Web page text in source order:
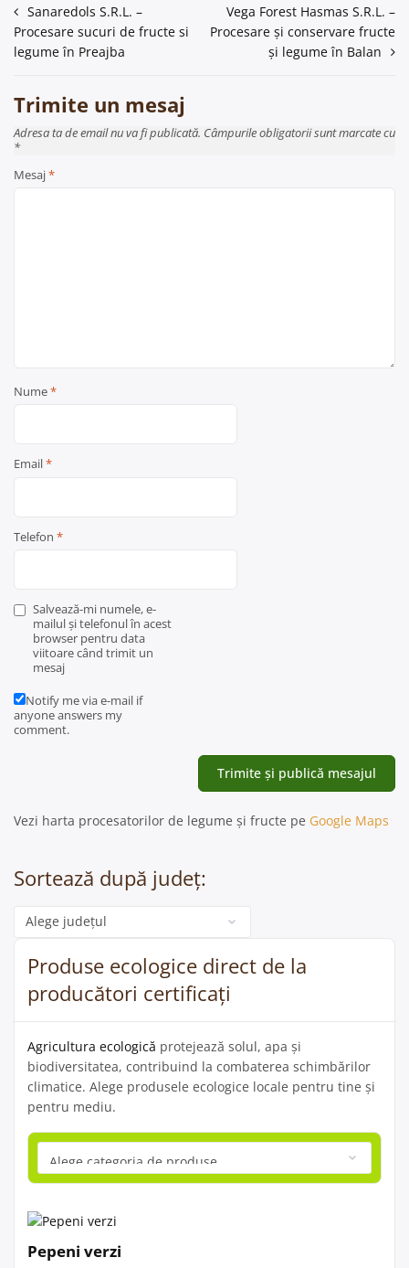
Navigare
în
Sanaredols S.R.L. –
Procesare sucuri de fructe si
legume în Preajba
Vega Forest Hasmas S.R.L. –
Procesare și conservare fructe
și legume în Balan
Trimite un mesaj
Adresa ta de email nu va fi publicată. Câmpurile obligatorii sunt marcate cu
*
Mesaj*
Nume*
Email*
Telefon *
Salvează-mi numele, e-
mailul și telefonul în acest
browser pentru data
viitoare când trimit un
mesaj
Notify me via e-mail if
anyone answers my
comment.
Vezi harta procesatorilor de legume și fructe pe Google Maps
Sortează după județ:
Categorie
Produse ecologice direct de la
producători certificați
Agricultura ecologică protejează solul, apa și
biodiversitatea, contribuind la combaterea schimbărilor
climatice. Alege produsele ecologice locale pentru tine și
pentru mediu.
Pepeni verzi